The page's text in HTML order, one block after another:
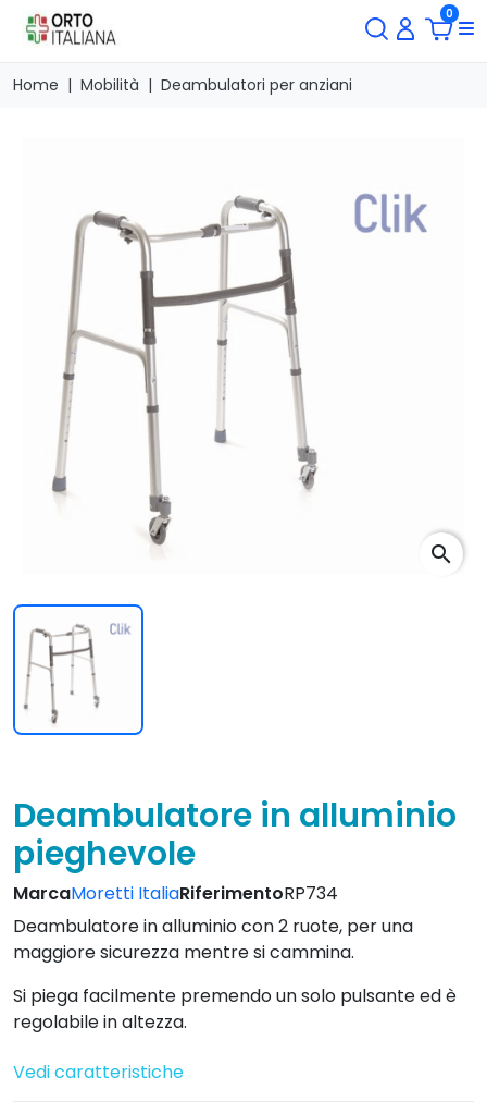
0
Home Mobilità Deambulatori per anziani
search
Deambulatore in alluminio
pieghevole
MarcaMoretti ItaliaRiferimentoRP734
Deambulatore in alluminio con 2 ruote, per una
maggiore sicurezza mentre si cammina.
Si piega facilmente premendo un solo pulsante ed è
regolabile in altezza.
Vedi caratteristiche